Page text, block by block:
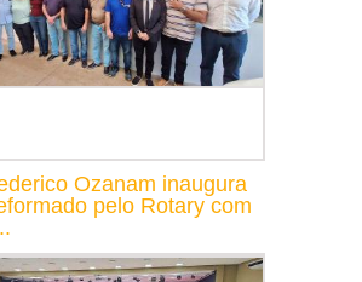
Ozanam inaugura
pelo Rotary com